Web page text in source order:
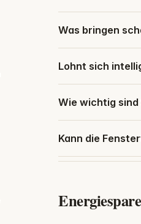
Was bringen
Lohnt sich
Wie wichtig
Kann die